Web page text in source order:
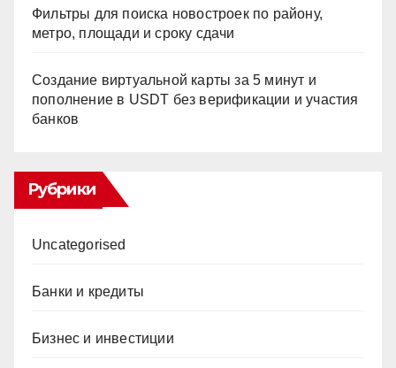
Фильтры для поиска новостроек по району,
метро, площади и сроку сдачи
Создание виртуальной карты за 5 минут и
пополнение в USDT без верификации и участия
банков
Рубрики
Uncategorised
Банки и кредиты
Бизнес и инвестиции